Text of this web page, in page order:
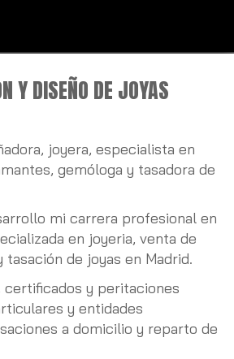
de joyas
Y DISEÑO DE JOYAS
joyera, especialista en
gemóloga y tasadora de
mi carrera profesional en
en joyeria, venta de
de joyas en Madrid.
certificados y peritaciones
y entidades
a domicilio y reparto de